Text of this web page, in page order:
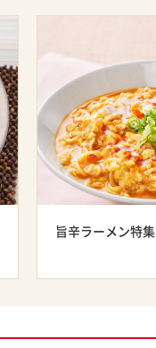
旨辛ラーメン特集